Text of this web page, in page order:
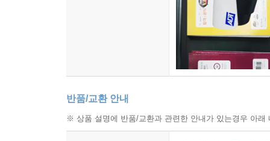
반품/교환 안내
※ 상품 설명에 반품/교환과 관련한 안내가 있는경우 아